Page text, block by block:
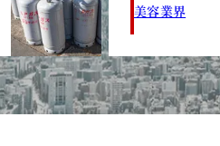
美容業界